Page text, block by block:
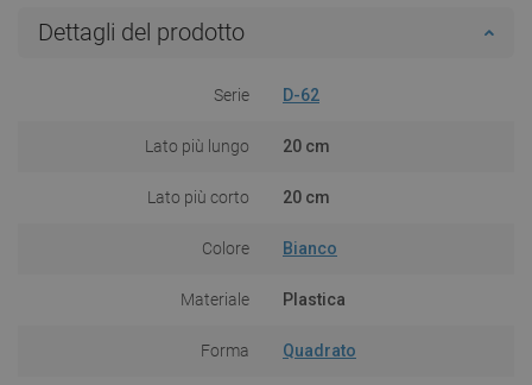
Dettagli del prodotto
Serie D-62
Lato più lungo 20 cm
Lato più corto 20 cm
Colore Bianco
Materiale Plastica
Forma Quadrato